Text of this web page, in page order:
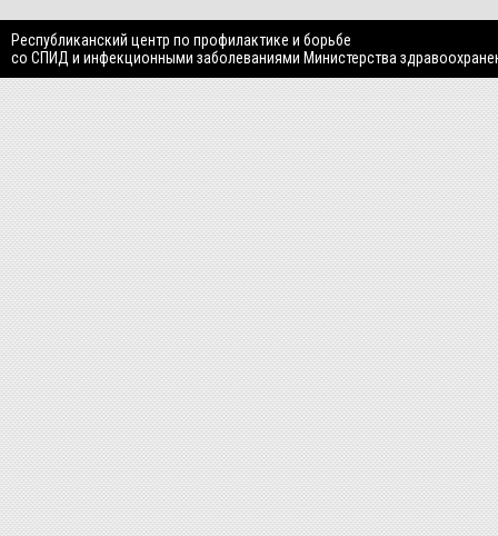
Республиканский центр по профилактике и борьбе
со СПИД и инфекционными заболеваниями Министерства